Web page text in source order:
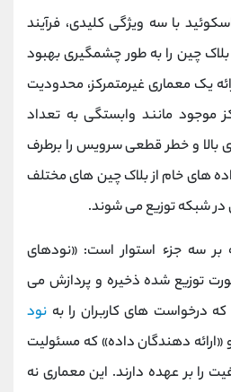
با سه ویژگی کلیدی، فرآیند
چین را به ‌طور چشمگیری بهبود
یک معماری غیرمتمرکز، محدودیت
موجود مانند وابستگی به تعداد
بالا و خطر قطعی سرویس را برطرف
های خام از بلاک چین ‌های مختلف
شبکه توزیع می ‌شوند.
سه جزء استوار است: «نودهای
توزیع ‌شده ذخیره و پردازش می
که درخواست ‌های کاربران را به نود
‌دهندگان داده» که مسئولیت
را بر عهده دارند. این معماری نه